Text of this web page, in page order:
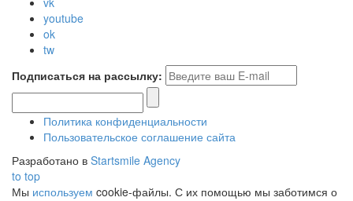
youtube
ok
tw
Подписаться на рассылку:
Политика конфиденциальности
Пользовательское соглашение сайта
Разработано в Startsmile Agency
to top
Мы используем cookie-файлы. С их помощью мы заботимся о